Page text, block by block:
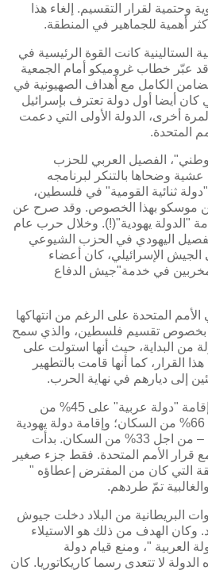
وحتمية لقرار التقسيم. إلغاء هذا
أهمية للجماهير في المنطقة.
الستالينية كانت القوة الرئيسية في
عبّر خطاب غروميكو أمام الجمعية
الكامل مع أهداف الصهيونية في
كان أيضا أول دولة تعترف بإسرائيل
أخرى، الدولة الأولى التي دعمت
المتحدة.
الفصيل العربي للحزب
وضحاها بالتنكر لبرنامجه
ثنائية القومية" في فلسطين،
من موسكو بهذا الخصوص. وقد صرح عن
"الدولة يهودية"(!). وخلال حرب عام
الفصيل اليهودي في الحزب الشيوعي
الجيش الإسرائيلي، كان أعضاء
في خدمة"جيش الدفاع
المتحدة على الرغم من انتهاكها
بخصوص تقسيم فلسطين، والذي سمح
من البداية، حيث أنها استولت على
كما أنها قامت بالتطهير
إلى ديارهم في نهاية الحرب.
لقد نص قرار التقسيم على إقامة "دولة عربية" على 45% من
مساحة فلسطين – من أجل 66% من السكان؛ وإقامة دولة يهودية
على 55% من هذه المساحة – من اجل 33% من السكان. بدأت
قرار الأمم المتحدة. فقط جزء صغير
التي كان من المفترض إعطاؤه "
تمّ طردهم.
البريطانية من البلاد دخلت جيوش
وكان الهدف من ذلك هو الاستيلاء
العربية "، ومنع قيام دولة
لا تتعدى رسما كاريكاتوريا. كان